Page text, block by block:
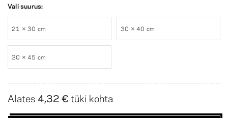
Vali suurus:
21 × 30 cm 30 × 40 cm
30 × 45 cm
Alates 4,32 €tüki kohta